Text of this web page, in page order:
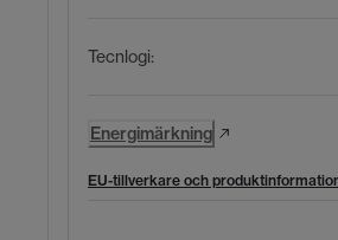
Tecnlogi:
Energimärkning
EU-tillverkare och